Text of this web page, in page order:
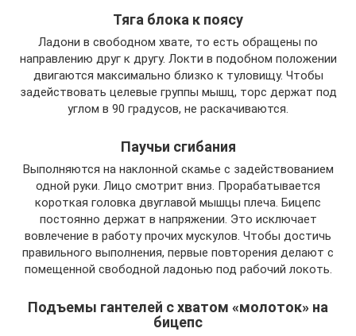
Тяга блока к поясу
Ладони в свободном хвате, то есть обращены по
направлению друг к другу. Локти в подобном положении
двигаются максимально близко к туловищу. Чтобы
задействовать целевые группы мышц, торс держат под
углом в 90 градусов, не раскачиваются.
Паучьи сгибания
Выполняются на наклонной скамье с задействованием
одной руки. Лицо смотрит вниз. Прорабатывается
короткая головка двуглавой мышцы плеча. Бицепс
постоянно держат в напряжении. Это исключает
вовлечение в работу прочих мускулов. Чтобы достичь
правильного выполнения, первые повторения делают с
помещенной свободной ладонью под рабочий локоть.
Подъемы гантелей с хватом «молоток» на
бицепс